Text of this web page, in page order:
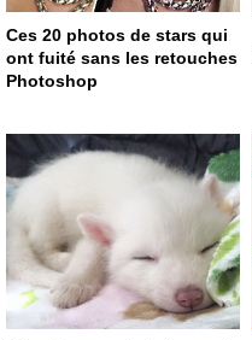
Ces 20 photos de stars qui
ont fuité sans les retouches
Photoshop